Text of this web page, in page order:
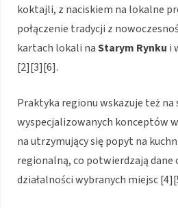
koktajli, z naciskiem na lokalne
połączenie tradycji z
kartach lokali naStarym Rynku i
[2][3][6].
Praktyka regionu wskazuje też na
wyspecjalizowanych konceptów
na utrzymujący się popyt na
regionalną, co potwierdzają
działalności wybranych miejsc